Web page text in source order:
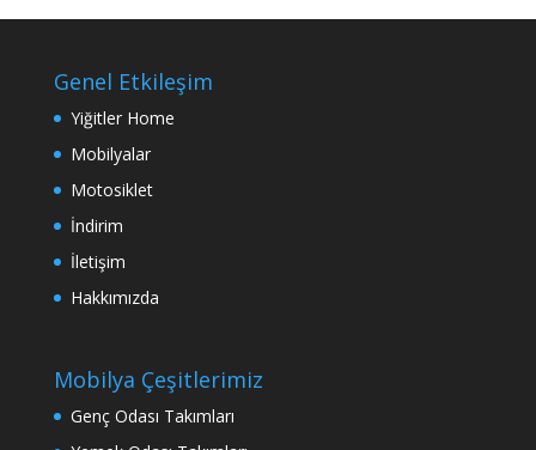
Genel Etkileşim
Yiğitler Home
Mobilyalar
Motosiklet
İndirim
İletişim
Hakkımızda
Mobilya Çeşitlerimiz
Genç Odası Takımları